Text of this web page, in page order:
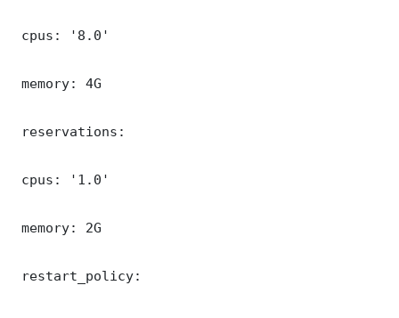
cpus: '8.0'
memory: 4G
reservations:
cpus: '1.0'
memory: 2G
restart_policy: